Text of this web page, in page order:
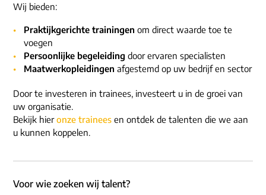
Wij bieden:
Praktijkgerichte trainingen om direct waarde toe te
voegen
Persoonlijke begeleiding door ervaren specialisten
Maatwerkopleidingen afgestemd op uw bedrijf en sector
Door te investeren in trainees, investeert u in de groei van
uw organisatie.
Bekijk hieronze trainees en ontdek de talenten die we aan
u kunnen koppelen.
Voor wie zoeken wij talent?